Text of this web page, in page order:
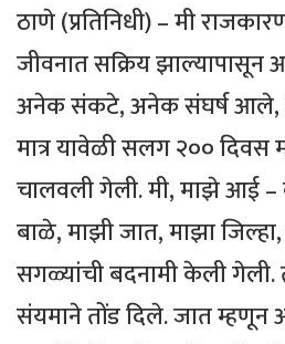
ठाणे (प्रतिनिधी) – मी
जीवनात सक्रिय झाल्यापासून
अनेक संकटे, अनेक संघर्ष आले,
मात्र यावेळी सलग २०० दिवस
चालवली गेली. मी, माझे आई
बाळे, माझी जात, माझा
सगळ्यांची बदनामी केली गेली.
संयमाने तोंड दिले. जात म्हणून